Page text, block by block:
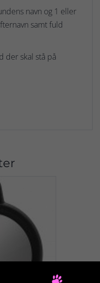
navn og 1 eller
samt fuld
der skal stå på